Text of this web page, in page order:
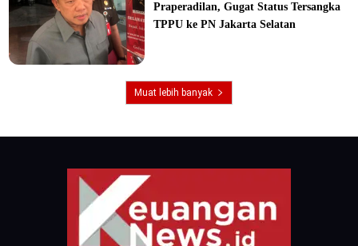
Praperadilan, Gugat Status Tersangka
TPPU ke PN Jakarta Selatan
Muat lebih banyak